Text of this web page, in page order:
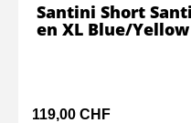
119,00 CHF
Santini Short
en XL Blue/Yellow